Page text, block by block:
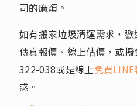
司的麻煩。
如有搬家垃圾清運需求，
傳真報價、線上估價，或
322-038或是線上免費LINE
惑。